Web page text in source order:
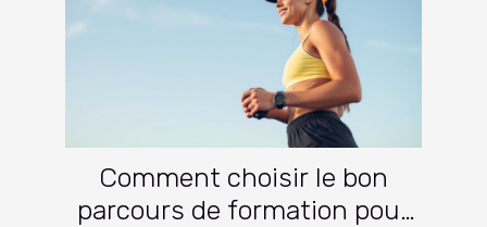
Comment choisir le bon
parcours de formation pour